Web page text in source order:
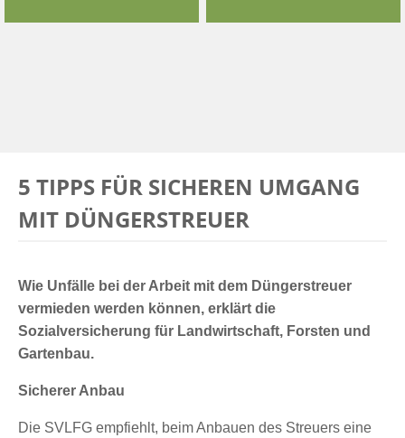
5 TIPPS FÜR SICHEREN UMGANG
MIT DÜNGERSTREUER
Wie Unfälle bei der Arbeit mit dem Düngerstreuer
vermieden werden können, erklärt die
Sozialversicherung für Landwirtschaft, Forsten und
Gartenbau.
Sicherer Anbau
Die SVLFG empfiehlt, beim Anbauen des Streuers eine